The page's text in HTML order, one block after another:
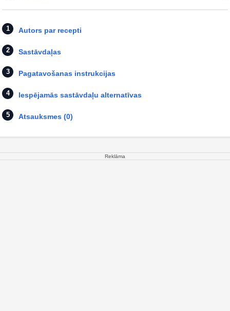
Autors par recepti
Sastāvdaļas
Pagatavošanas instrukcijas
Iespējamās sastāvdaļu alternatīvas
Atsauksmes (0)
Reklāma